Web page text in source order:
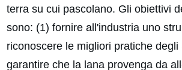
terra su cui pascolano. Gli obiettivi
sono: (1) fornire all'industria uno
riconoscere le migliori pratiche degli
garantire che la lana provenga da